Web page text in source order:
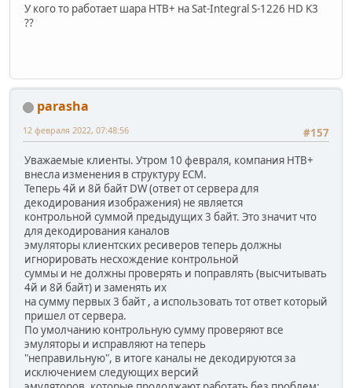
У кого то работает шара НТВ+ на Sat-Integral S-1226 HD K3
??
parasha
#157
12 февраля 2022, 07:48:56
Уважаемые клиенты. Утром 10 февраля, компания НТВ+
внесла изменения в структуру ECM.
Теперь 4й и 8й байт DW (ответ от сервера для
декодирования изображения) не является
контрольной суммой предыдущих 3 байт. Это значит что
для декодирования каналов
эмуляторы клиентских ресиверов теперь должны
игнорировать несхождение контрольной
суммы и не должны проверять и поправлять (высчитывать
4й и 8й байт) и заменять их
на сумму первых 3 байт , а использовать тот ответ который
пришел от сервера.
По умолчанию контрольную сумму проверяют все
эмуляторы и исправляют на теперь
"неправильную", в итоге каналы не декодируются за
исключением следующих версий